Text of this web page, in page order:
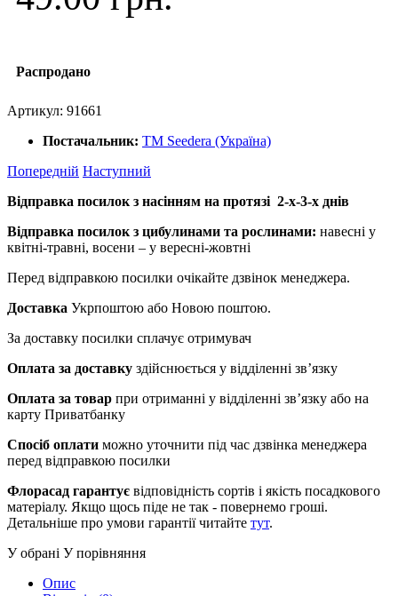
Распродано
Артикул: 91661
Постачальник: ТМ Seedera (Україна)
Попередній Наступний
Відправка посилок з насінням на протязі 2-х-3-х днів
Відправка посилок з цибулинами та рослинами: навесні у
квітні-травні, восени – у вересні-жовтні
Перед відправкою посилки очікайте дзвінок менеджера.
Доставка Укрпоштою або Новою поштою.
За доставку посилки сплачує отримувач
Оплата за доставку здійснюється у відділенні зв’язку
Оплата за товар при отриманні у відділенні зв’язку або на
карту Приватбанку
Спосіб оплати можно уточнити під час дзвінка менеджера
перед відправкою посилки
Флорасад гарантує відповідність сортів і якість посадкового
матеріалу. Якщо щось піде не так - повернемо гроші.
Детальніше про умови гарантії читайте тут.
У обрані У порівняння
Опис